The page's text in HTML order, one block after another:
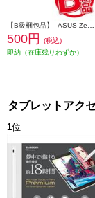
500円
(税込)
即納（在庫残りわずか）
タブレットアク
1位